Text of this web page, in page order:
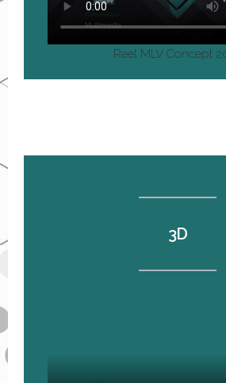
Reel MLV Concept
3D